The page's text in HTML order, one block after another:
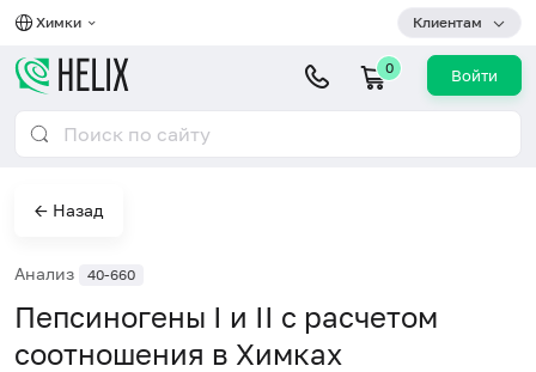
Химки Клиентам
0 Войти
← Назад
Анализ 40-660
Пепсиногены I и II с расчетом
соотношения в Химках